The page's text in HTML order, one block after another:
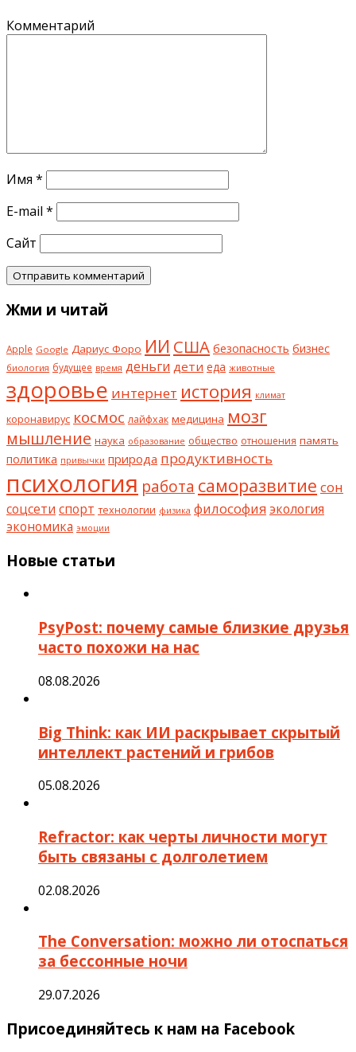
Комментарий
Имя *
E-mail *
Сайт
Жми и читай
Apple Google Дариус Форо ИИ США безопасность бизнес
биология будущее время деньги дети еда животные
здоровье интернет история климат
коронавирус космос лайфхак медицина мозг
мышление наука образование общество отношения память
политика привычки природа продуктивность
психология работа саморазвитие сон
соцсети спорт технологии физика философия экология
экономика эмоции
Новые статьи
PsyPost: почему самые близкие друзья
часто похожи на нас
08.08.2026
Big Think: как ИИ раскрывает скрытый
интеллект растений и грибов
05.08.2026
Refractor: как черты личности могут
быть связаны с долголетием
02.08.2026
The Conversation: можно ли отоспаться
за бессонные ночи
29.07.2026
Присоединяйтесь к нам на Facebook